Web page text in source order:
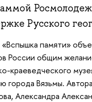
Русского
памяти»
России общим
краеведческого
города Вязьмы.
Александра